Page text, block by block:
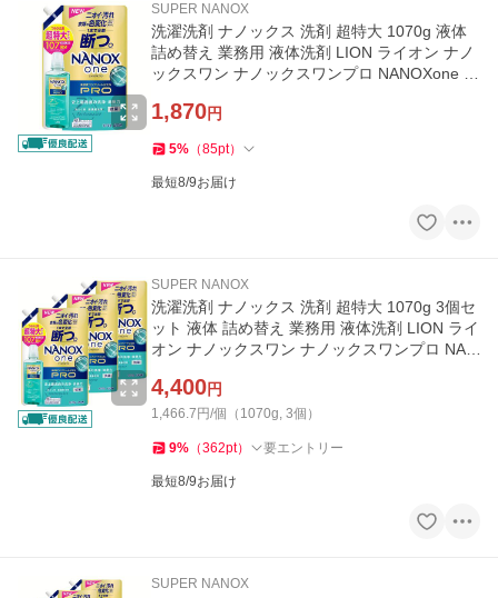
SUPER NANOX
洗濯洗剤 ナノックス 洗剤 超特大 1070g 液体
詰め替え 業務用 液体洗剤 LION ライオン ナノ
ックスワン ナノックスワンプロ NANOXone P
1,870円
5% （85pt）
最短8/9お届け
SUPER NANOX
洗濯洗剤 ナノックス 洗剤 超特大 1070g 3個セ
ット 液体 詰め替え 業務用 液体洗剤 LION ライ
オン ナノックスワン ナノックスワンプロ NAN
4,400円
1,466.7円/個（1070g, 3個）
9% （362pt） 要エントリー
最短8/9お届け
SUPER NANOX